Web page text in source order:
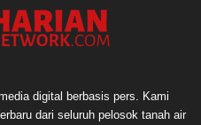
digital berbasis pers. Kami
dari seluruh pelosok tanah air